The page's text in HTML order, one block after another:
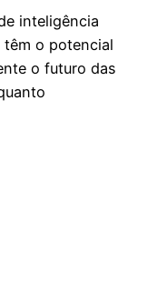
inteligência
o potencial
o futuro das